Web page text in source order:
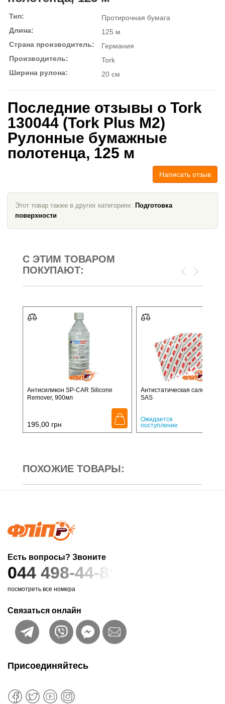
Тип:
Протирочная бумага
Длина:
125 м
Страна производитель:
Германия
Производитель:
Tork
Ширина рулона:
20 см
Последние отзывы о Tork
130044 (Tork Plus M2)
Рулонные бумажные
полотенца, 125 м
Написать отзыв
Этот товар также в других категориях: Подготовка
поверхности
С ЭТИМ ТОВАРОМ
ПОКУПАЮТ:
Антисиликон SP-CAR Silicone
Remover, 900мл
195,00 грн
Антистатическая салфетка
SAS
Ожидается
поступление
ПОХОЖИЕ ТОВАРЫ:
Есть вопросы? Звоните
044 498-44-89
посмотреть все номера
Связаться онлайн
Присоединяйтесь